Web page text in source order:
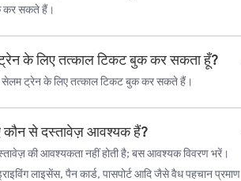
कर सकते हैं।
के लिए तत्काल टिकट बुक कर सकता हूँ?
ट्रेन के लिए तत्काल टिकट बुक कर सकते हैं।
से दस्तावेज़ आवश्यक हैं?
की आवश्यकता नहीं होती है; बस आवश्यक विवरण भरें।
लाइसेंस, पैन कार्ड, पासपोर्ट आदि जैसे वैध पहचान प्रमाण